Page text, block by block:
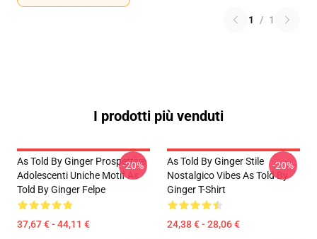
1 / 1
I prodotti più venduti
As Told By Ginger Prospettive
Adolescenti Uniche Motif As
Told By Ginger Felpe
37,67 € - 44,11 €
-20%
As Told By Ginger Stile
Nostalgico Vibes As Told By
Ginger T-Shirt
24,38 € - 28,06 €
-20%